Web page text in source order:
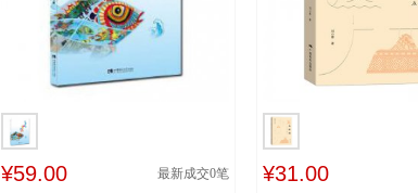
¥59.00 最新成交0笔 ¥31.00